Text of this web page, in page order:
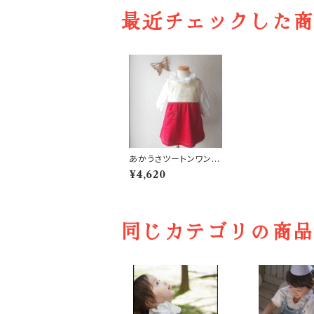
最近チェックした
あかうさツートンワンピ
ース
¥4,620
同じカテゴリの商